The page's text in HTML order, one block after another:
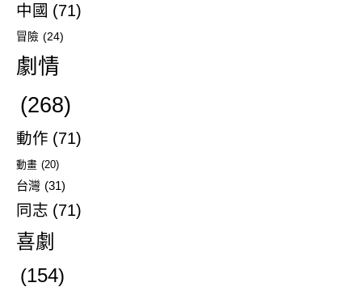
中國 (71)
冒險 (24)
劇情
(268)
動作 (71)
動畫 (20)
台灣 (31)
同志 (71)
喜劇
(154)